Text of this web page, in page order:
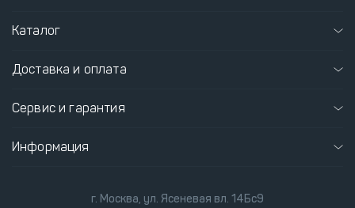
Каталог
Доставка и оплата
Сервис и гарантия
Информация
г. Москва, ул. Ясеневая вл. 14Бс9